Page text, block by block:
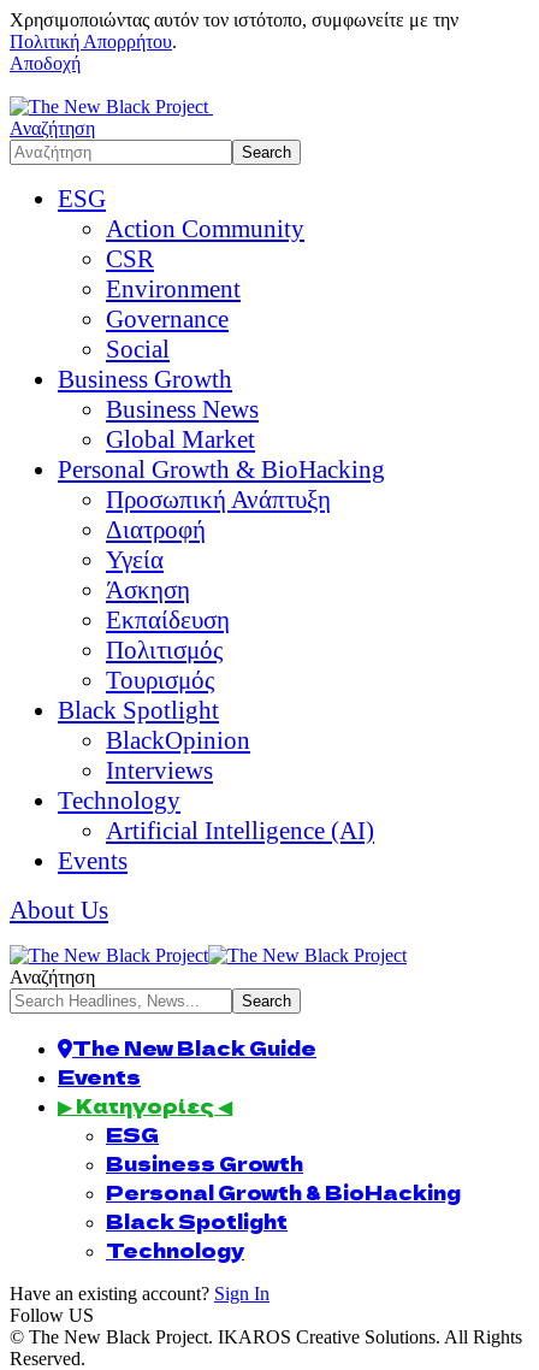
Χρησιμοποιώντας αυτόν τον ιστότοπο, συμφωνείτε με την
Πολιτική Απορρήτου.
Αποδοχή
Αναζήτηση
ESG
Action Community
CSR
Environment
Governance
Social
Business Growth
Business News
Global Market
Personal Growth & BioHacking
Προσωπική Ανάπτυξη
Διατροφή
Υγεία
Άσκηση
Εκπαίδευση
Πολιτισμός
Τουρισμός
Black Spotlight
BlackOpinion
Interviews
Technology
Artificial Intelligence (AI)
Events
About Us
Αναζήτηση
The New Black Guide
Events
▶ Κατηγορίες ◀
ESG
Business Growth
Personal Growth & BioHacking
Black Spotlight
Technology
Have an existing account? Sign In
Follow US
© The New Black Project. IKAROS Creative Solutions. All Rights
Reserved.